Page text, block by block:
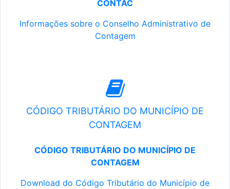
CONTAC
Informações sobre o Conselho Administrativo de
Contagem
CÓDIGO TRIBUTÁRIO DO MUNICÍPIO DE
CONTAGEM
CÓDIGO TRIBUTÁRIO DO MUNICÍPIO DE
CONTAGEM
Download do Código Tributário do Município de